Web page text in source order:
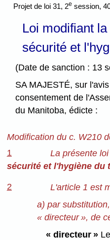
Projet de loi 31, 2e session,
Loi modifiant
sécurité et
(Date de sanction : 13
SA MAJESTÉ, sur
consentement de
du Manitoba, édicte :
Modification du c. W210
1
La présente
sécurité et l'hygiène du
2
L'article 1 est
a) par
« directeur », de
« directeur »Le